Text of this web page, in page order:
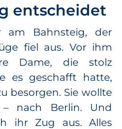
entscheidet
am Bahnsteig, der
fiel aus. Vor ihm
Dame, die stolz
es geschafft hatte,
besorgen. Sie wollte
– nach Berlin. Und
ihr Zug aus. Alles